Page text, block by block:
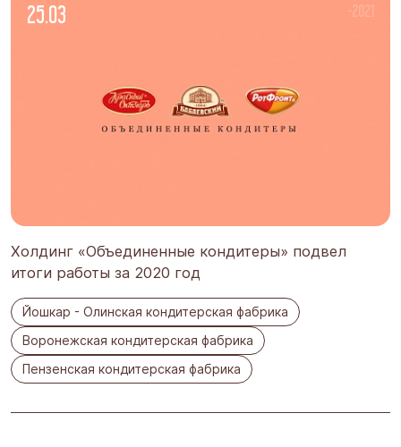
25.03 -2021
Холдинг «Объединенные кондитеры» подвел
итоги работы за 2020 год
Йошкар - Олинская кондитерская фабрика
Воронежская кондитерская фабрика
Пензенская кондитерская фабрика